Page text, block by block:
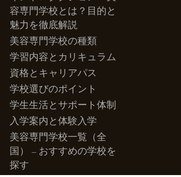
容専門学校とは？目的と
魅力を徹底解説
美容専門学校の種類
学習内容とカリキュラム
資格とキャリアパス
学校選びのポイント
学生生活とサポート体制
入学案内と体験入学
美容専門学校一覧（全
国） – おすすめの学校を
探す